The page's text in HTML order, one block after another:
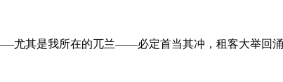
尤其是我所在的兀兰——必定首当其冲，租客大举回